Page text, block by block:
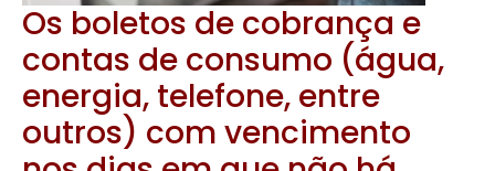
Os boletos de cobrança e
contas de consumo (água,
energia, telefone, entre
outros) com vencimento